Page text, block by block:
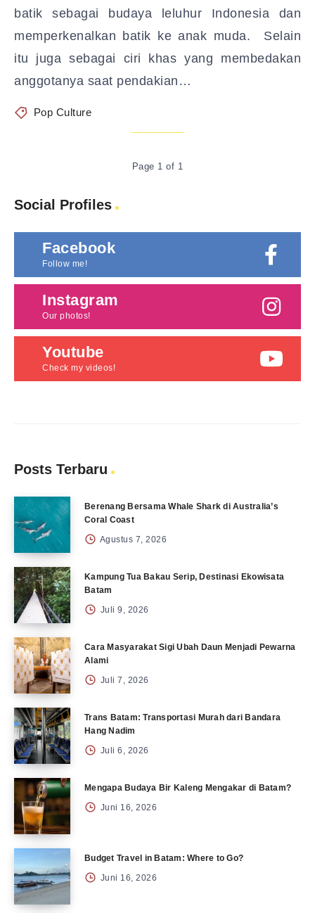
batik sebagai budaya leluhur Indonesia dan
memperkenalkan batik ke anak muda. Selain
itu juga sebagai ciri khas yang membedakan
anggotanya saat pendakian…
Pop Culture
Page 1 of 1
Social Profiles
Facebook
Follow me!
Instagram
Our photos!
Youtube
Check my videos!
Posts Terbaru
Berenang Bersama Whale Shark di Australia’s
Coral Coast
Agustus 7, 2026
Kampung Tua Bakau Serip, Destinasi Ekowisata
Batam
Juli 9, 2026
Cara Masyarakat Sigi Ubah Daun Menjadi Pewarna
Alami
Juli 7, 2026
Trans Batam: Transportasi Murah dari Bandara
Hang Nadim
Juli 6, 2026
Mengapa Budaya Bir Kaleng Mengakar di Batam?
Juni 16, 2026
Budget Travel in Batam: Where to Go?
Juni 16, 2026